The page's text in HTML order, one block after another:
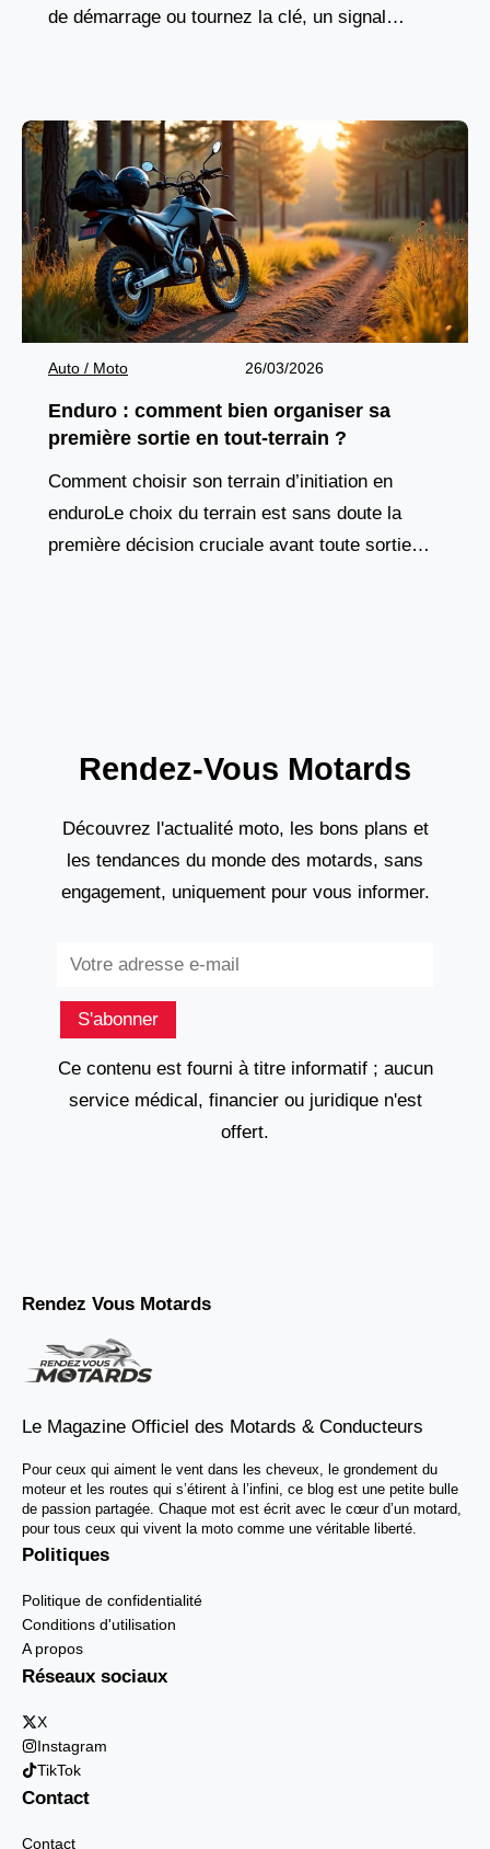
de démarrage ou tournez la clé, un signal
Auto / Moto 26/03/2026
Enduro : comment bien organiser sa
première sortie en tout-terrain ?
Comment choisir son terrain d’initiation en
enduroLe choix du terrain est sans doute la
première décision cruciale avant toute sortie
Rendez-Vous Motards
Découvrez l'actualité moto, les bons plans et
les tendances du monde des motards, sans
engagement, uniquement pour vous informer.
S'abonner
Ce contenu est fourni à titre informatif ; aucun
service médical, financier ou juridique n'est
offert.
Rendez Vous Motards
Le Magazine Officiel des Motards & Conducteurs
Pour ceux qui aiment le vent dans les cheveux, le grondement du
moteur et les routes qui s’étirent à l’infini, ce blog est une petite bulle
de passion partagée. Chaque mot est écrit avec le cœur d’un motard,
pour tous ceux qui vivent la moto comme une véritable liberté.
Politiques
Politique de confidentialité
Conditions d'utilisation
A propos
Réseaux sociaux
X
Instagram
TikTok
Contact
Contact